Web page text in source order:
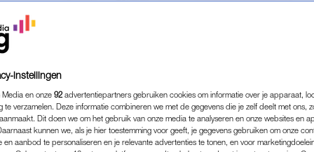
instellingen
en onze 92 advertentiepartners gebruiken cookies om informatie over je apparaat,
te verzamelen. Deze informatie combineren we met de gegevens die je zelf deelt met ons,
Dit doen we om het gebruik van onze media te analyseren en onze websites en
kunnen we, als je hier toestemming voor geeft, je gegevens gebruiken om onze
en aanbod te personaliseren en je relevante advertenties te tonen, en voor